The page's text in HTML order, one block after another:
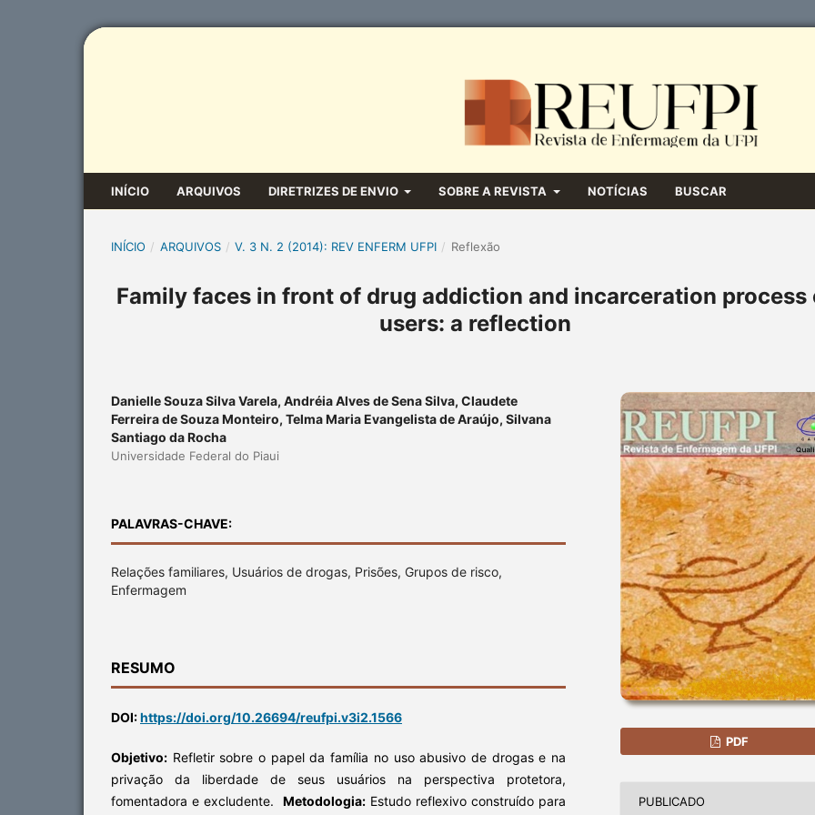
INÍCIO ARQUIVOS DIRETRIZES DE ENVIO SOBRE A REVISTA NOTÍCIAS BUSCAR
INÍCIO / ARQUIVOS / V. 3 N. 2 (2014): REV ENFERM UFPI / Reflexão
Family faces in front of drug addiction and incarceration process
users: a reflection
Danielle Souza Silva Varela, Andréia Alves de Sena Silva, Claudete
Ferreira de Souza Monteiro, Telma Maria Evangelista de Araújo, Silvana
Santiago da Rocha
Universidade Federal do Piaui
PALAVRAS-CHAVE:
Relações familiares, Usuários de drogas, Prisões, Grupos de risco,
Enfermagem
RESUMO
DOI:https://doi.org/10.26694/reufpi.v3i2.1566
Objetivo: Refletir sobre o papel da família no uso abusivo de drogas e na
privação da liberdade de seus usuários na perspectiva protetora,
fomentadora e excludente. Metodologia: Estudo reflexivo construído para
PDF
PUBLICADO